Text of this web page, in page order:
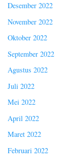
Desember 2022
November 2022
Oktober 2022
September 2022
Agustus 2022
Juli 2022
Mei 2022
April 2022
Maret 2022
Februari 2022